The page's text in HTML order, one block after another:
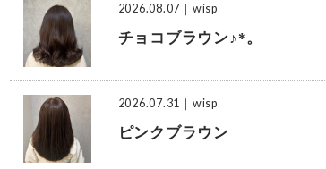
2026.08.07 ｜wisp
チョコブラウン♪*。
2026.07.31 ｜wisp
ピンクブラウン